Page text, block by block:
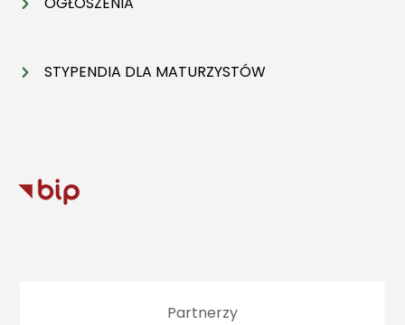
STYPENDIA DLA MATURZYSTÓW
Partnerzy